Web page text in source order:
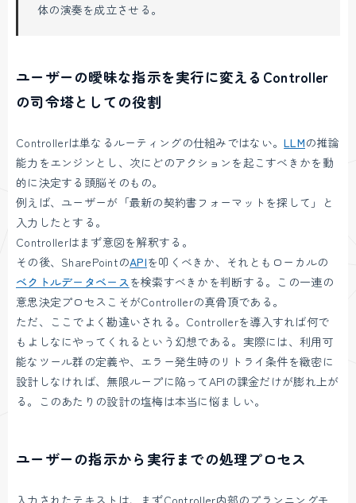
体の演奏を成立させる。
ユーザーの曖昧な指示を実行に変えるController
の司令塔としての役割
Controllerは単なるルーティングの仕組みではない。LLMの推論
能力をエンジンとし、次にどのアクションを起こすべきかを動
的に決定する頭脳そのもの。
例えば、ユーザーが「最新の契約書フォーマットを探して」と
入力したとする。
Controllerはまず意図を解釈する。
その後、SharePointのAPIを叩くべきか、それともローカルの
ベクトルデータベース を検索すべきかを判断する。この一連の
意思決定プロセスこそがControllerの真骨頂である。
ただ、ここでよく勘違いされる。Controllerを導入すれば何で
もよしなにやってくれるという幻想である。実際には、利用可
能なツール群の定義や、エラー発生時のリトライ条件を緻密に
設計しなければ、無限ループに陥ってAPIの課金だけが膨れ上が
る。このあたりの設計の塩梅は本当に悩ましい。
ユーザーの指示から実行までの処理プロセス
入力されたテキストは、まずController内部のプランニングモ